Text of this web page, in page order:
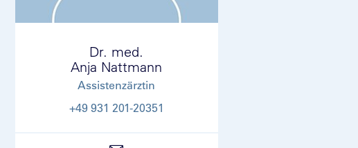
Dr. med.
Anja Nattmann
Assistenzärztin
+49 931 201-20351